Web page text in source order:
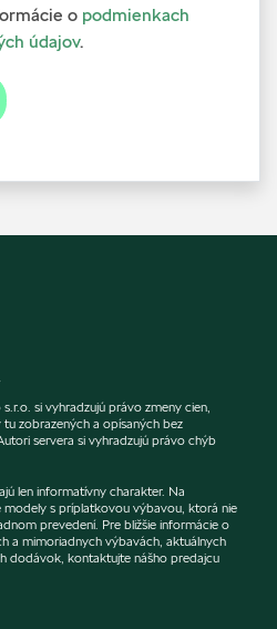
o podmienkach
údajov.
si vyhradzujú právo zmeny cien,
zobrazených a opísaných bez
servera si vyhradzujú právo chýb
len informatívny charakter. Na
s príplatkovou výbavou, ktorá nie
prevedení. Pre bližšie informácie o
a mimoriadnych výbavách, aktuálnych
dodávok, kontaktujte nášho predajcu